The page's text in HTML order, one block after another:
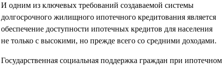
И одним из ключевых требований создаваемой системы
долгосрочного жилищного ипотечного кредитования является
обеспечение доступности ипотечных кредитов для населения
не только с высокими, но прежде всего со средними доходами.
Государственная социальная поддержка граждан при ипотечном